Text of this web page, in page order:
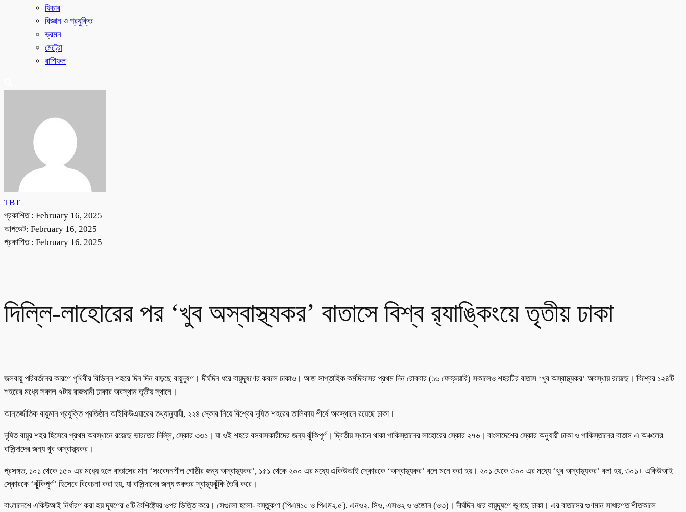
ফিচার
বিজ্ঞান ও প্রযুক্তি
ভ্রমন
মেট্রো
রাশিফল
TBT
প্রকাশিত : February 16, 2025
আপডেট: February 16, 2025
প্রকাশিত : February 16, 2025
দিল্লি-লাহোরের পর ‘খুব অস্বাস্থ্যকর’ বাতাসে বিশ্ব র‍্যাঙ্কিংয়ে তৃতীয় ঢাকা
জলবায়ু পরিবর্তনের কারণে পৃথিবীর বিভিন্ন শহরে দিন দিন বাড়ছে বায়ুদূষণ। দীর্ঘদিন ধরে বায়ুদূষণের কবলে ঢাকাও। আজ সাপ্তাহিক কর্মদিবসের প্রথম দিন রোববার (১৬ ফেব্রুয়ারি) সকালেও শহরটির বাতাস ‘খুব অস্বাস্থ্যকর’ অবস্থায় রয়েছে। বিশ্বের ১২৪টি
শহরের মধ্যে সকাল ৭টায় রাজধানী ঢাকার অবস্থান তৃতীয় স্থানে।
আন্তর্জাতিক বায়ুমান প্রযুক্তি প্রতিষ্ঠান আইকিউএয়ারের তথ্যানুযায়ী, ২২৪ স্কোর নিয়ে বিশ্বের দূষিত শহরের তালিকায় শীর্ষে অবস্থানে রয়েছে ঢাকা।
দূষিত বায়ুর শহর হিসেবে প্রথম অবস্থানে রয়েছে ভারতের দিল্লি, স্কোর ৩৩১। যা ওই শহরে বসবাসকারীদের জন্য ঝুঁকিপূর্ণ। দ্বিতীয় স্থানে থাকা পাকিস্তানের লাহোরের স্কোর ২৭৬। বাংলাদেশের স্কোর অনুযায়ী ঢাকা ও পাকিস্তানের বাতাস এ অঞ্চলের
বাসিন্দাদের জন্য খুব অস্বাস্থ্যকর।
প্রসঙ্গত, ১০১ থেকে ১৫০ এর মধ্যে হলে বাতাসের মান ‘সংবেদনশীল গোষ্ঠীর জন্য অস্বাস্থ্যকর’, ১৫১ থেকে ২০০ এর মধ্যে একিউআই স্কোরকে ‘অস্বাস্থ্যকর’ বলে মনে করা হয়। ২০১ থেকে ৩০০ এর মধ্যে ‘খুব অস্বাস্থ্যকর’ বলা হয়, ৩০১+ একিউআই
স্কোরকে ‘ঝুঁকিপূর্ণ’ হিসেবে বিবেচনা করা হয়, যা বাসিন্দাদের জন্য গুরুতর স্বাস্থ্যঝুঁকি তৈরি করে।
বাংলাদেশে একিউআই নির্ধারণ করা হয় দূষণের ৫টি বৈশিষ্ট্যের ওপর ভিত্তি করে। সেগুলো হলো- বস্তুকণা (পিএম১০ ও পিএম২.৫), এনও২, সিও, এসও২ ও ওজোন (ও৩)। দীর্ঘদিন ধরে বায়ুদূষণে ভুগছে ঢাকা। এর বাতাসের গুণমান সাধারণত শীতকালে